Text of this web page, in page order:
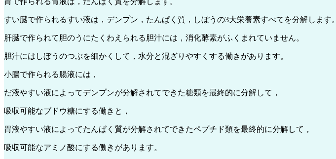
すい臓で作られるすい液は，デンプン，たんぱく質，しぼうの3大栄養素すべてを分解します。
肝臓で作られて胆のうにたくわえられる胆汁には，消化酵素がふくまれていません。
胆汁にはしぼうのつぶを細かくして，水分と混ざりやすくする働きがあります。
小腸で作られる腸液には，
だ液やすい液によってデンプンが分解されてできた糖類を最終的に分解して，
吸収可能なブドウ糖にする働きと，
胃液やすい液によってたんぱく質が分解されてできたペプチド類を最終的に分解して，
吸収可能なアミノ酸にする働きがあります。